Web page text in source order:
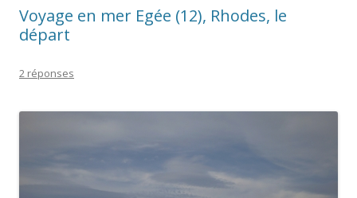
Voyage en mer Egée (12), Rhodes, le
départ
2 réponses